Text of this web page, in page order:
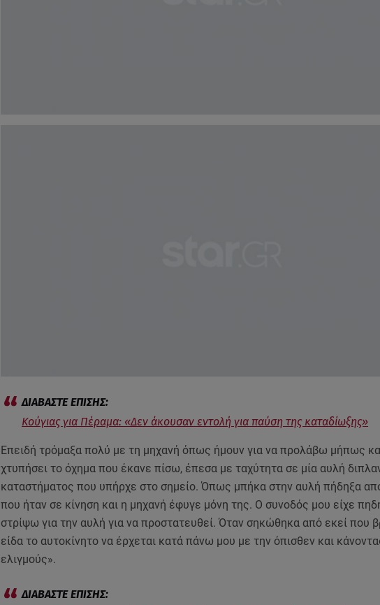
Κούγιας για Πέραμα: «Δεν άκουσαν εντολή για παύση της καταδίωξης»
Επειδή τρόμαξα πολύ με τη μηχανή όπως ήμουν για να προλάβω μήπως
χτυπήσει το όχημα που έκανε πίσω, έπεσα με ταχύτητα σε μία αυλή
καταστήματος που υπήρχε στο σημείο. Όπως μπήκα στην αυλή πήδηξα
που ήταν σε κίνηση και η μηχανή έφυγε μόνη της. Ο συνοδός μου είχε
στρίψω για την αυλή για να προστατευθεί. Όταν σηκώθηκα από εκεί που
είδα το αυτοκίνητο να έρχεται κατά πάνω μου με την όπισθεν και
ελιγμούς».